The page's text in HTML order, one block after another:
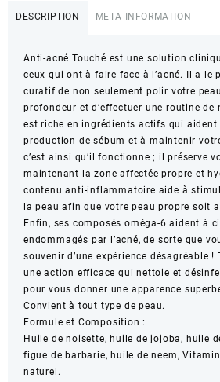
DESCRIPTION META INFORMATION
Anti-acné Touché est une solution
ceux qui ont à faire face à l’acné. Il a le
curatif de non seulement polir votre
profondeur et d’effectuer une routine de
est riche en ingrédients actifs qui aident
production de sébum et à maintenir
c’est ainsi qu’il fonctionne ; il préserve
maintenant la zone affectée propre et
contenu anti-inflammatoire aide à
la peau afin que votre peau propre soit
Enfin, ses composés oméga-6 aident à
endommagés par l’acné, de sorte que
souvenir d’une expérience désagréable
une action efficace qui nettoie et
pour vous donner une apparence
Convient à tout type de peau.
Formule et Composition :
Huile de noisette, huile de jojoba, huile
figue de barbarie, huile de neem,
naturel.